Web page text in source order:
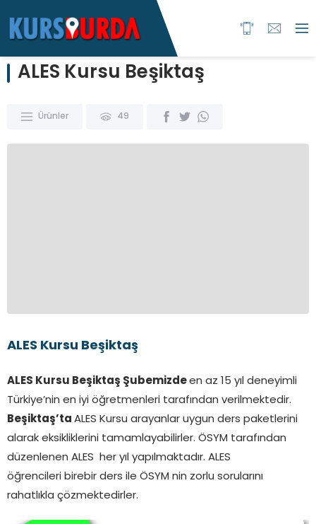
ALES Kursu Beşiktaş
Ürünler 49
ALES Kursu Beşiktaş
ALES Kursu Beşiktaş Şubemizde en az 15 yıl deneyimli
Türkiye’nin en iyi öğretmenleri tarafından verilmektedir.
Beşiktaş’ta ALES Kursu arayanlar uygun ders paketlerini
alarak eksikliklerini tamamlayabilirler. ÖSYM tarafından
düzenlenen ALES her yıl yapılmaktadır. ALES
öğrencileri birebir ders ile ÖSYM nin zorlu sorularını
rahatlıkla çözmektedirler.